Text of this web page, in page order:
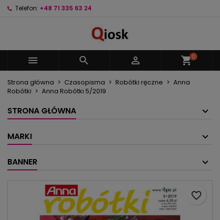
Telefon: +48 71 335 63 24
   shopping_cart0
Strona główna Czasopisma Robótki ręczne
Anna
Robótki
Anna Robótki 5/2019
STRONA GŁÓWNA
MARKI
BANNER
favorite_border
Nazwa listy życzeń
Anuluj
Musisz być zalogowany by zapisać produkty na
swojej liście życzeń.
Anuluj Zaloguj się